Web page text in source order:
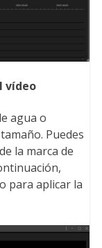
vídeo
agua o
Puedes
la marca de
para aplicar la